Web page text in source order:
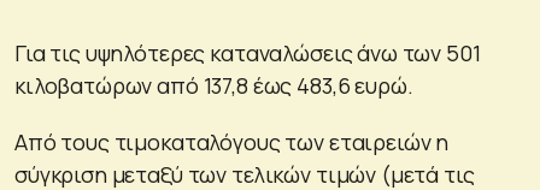
Για τις υψηλότερες καταναλώσεις άνω των 501
κιλοβατώρων από 137,8 έως 483,6 ευρώ.
Από τους τιμοκαταλόγους των εταιρειών η
σύγκριση μεταξύ των τελικών τιμών (μετά τις